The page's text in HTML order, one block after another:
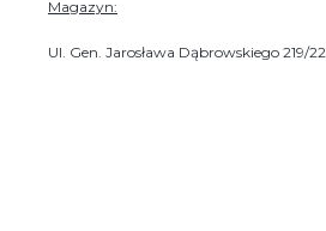
Magazyn:
Ul. Gen. Jarosława Dąbrowskiego 219/